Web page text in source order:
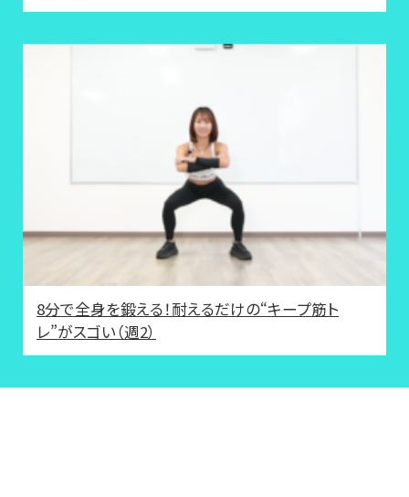
8分で全身を鍛える！耐えるだけの“キープ筋ト
レ”がスゴい（週2）